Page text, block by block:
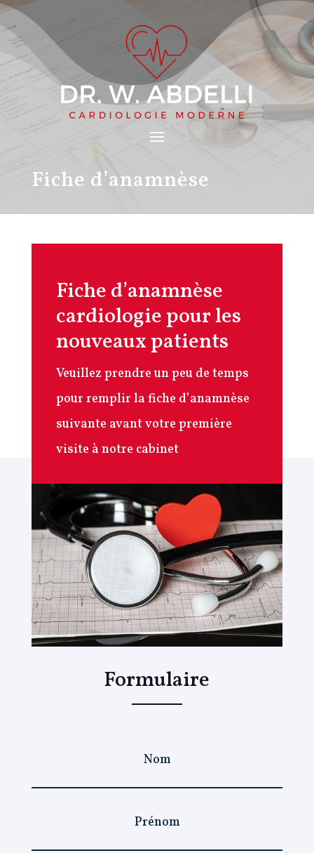
Fiche d’anamnèse
Fiche d’anamnèse
cardiologie pour les
nouveaux patients
Veuillez prendre un peu de temps
pour remplir la fiche d’anamnèse
suivante avant votre première
visite à notre cabinet
Formulaire